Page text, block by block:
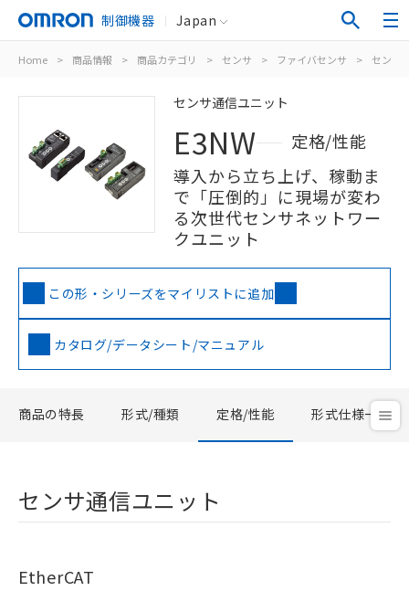
制御機器 Japan
Home > 商品情報 > 商品カテゴリ > センサ > ファイバセンサ > センサ
センサ通信ユニット
E3NW
定格/性能
導入から立ち上げ、稼動ま
で「圧倒的」に現場が変わ
る次世代センサネットワー
クユニット
この形・シリーズをマイリストに追加
カタログ/データシート/マニュアル
商品の特長 形式/種類 定格/性能 形式仕様一覧
センサ通信ユニット
EtherCAT